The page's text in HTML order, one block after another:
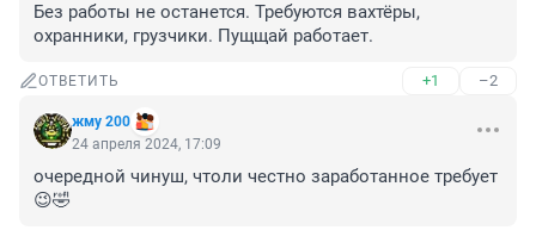
Без работы не останется. Требуются вахтёры,
охранники, грузчики. Пущщай работает.
ОТВЕТИТЬ +1 –2
жму 200
24 апреля 2024, 17:09
очередной чинуш, чтоли честно заработанное требует
😉🤣